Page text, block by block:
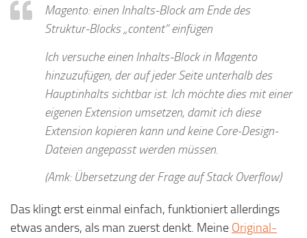
Magento: einen Inhalts-Block am Ende des
Struktur-Blocks „content“ einfügen
Ich versuche einen Inhalts-Block in Magento
hinzuzufügen, der auf jeder Seite unterhalb des
Hauptinhalts sichtbar ist. Ich möchte dies mit einer
eigenen Extension umsetzen, damit ich diese
Extension kopieren kann und keine Core-Design-
Dateien angepasst werden müssen.
(Amk: Übersetzung der Frage auf Stack Overflow)
Das klingt erst einmal einfach, funktioniert allerdings
etwas anders, als man zuerst denkt. Meine Original-